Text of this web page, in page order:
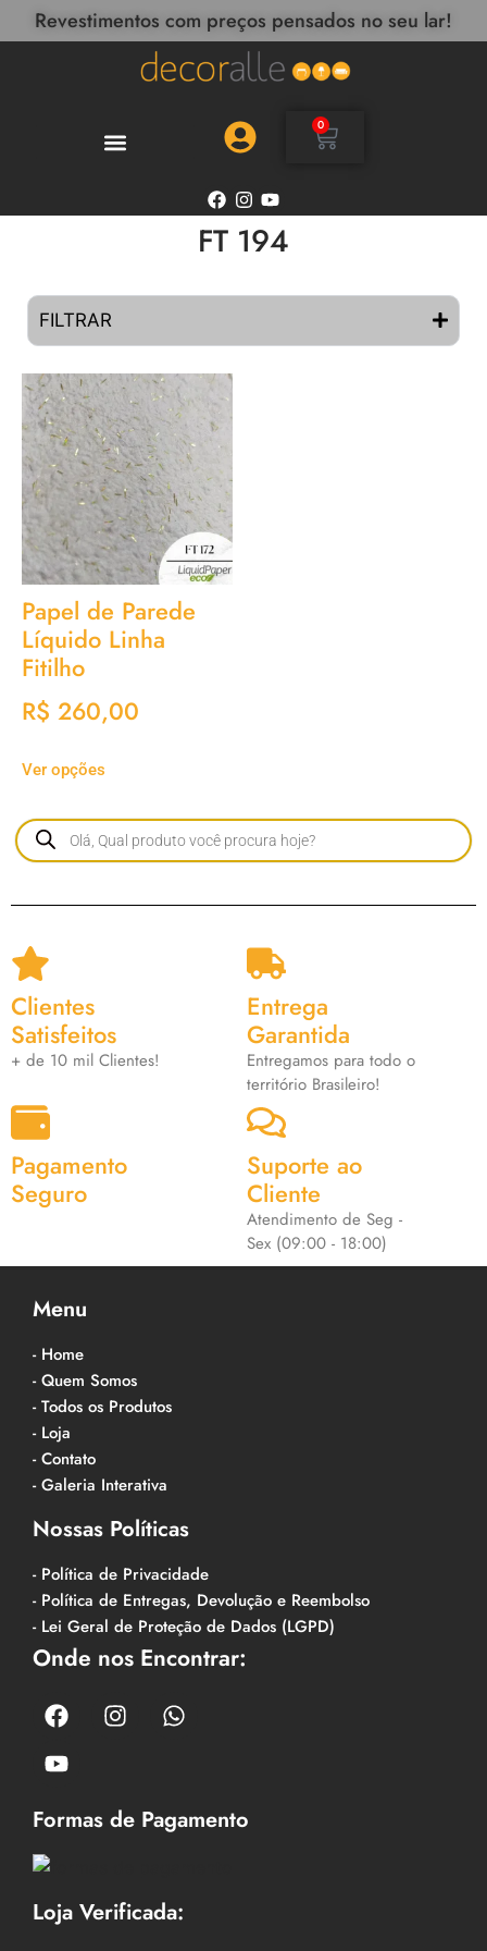
Revestimentos com preços pensados no seu lar!
0
FT 194
FILTRAR
Papel de Parede
Líquido Linha
Fitilho
R$ 260,00
Ver opções
Clientes
Satisfeitos
+ de 10 mil Clientes!
Entrega
Garantida
Entregamos para todo o
território Brasileiro!
Pagamento
Seguro
Suporte ao
Cliente
Atendimento de Seg -
Sex (09:00 - 18:00)
Menu
- Home
- Quem Somos
- Todos os Produtos
- Loja
- Contato
- Galeria Interativa
Nossas Políticas
- Política de Privacidade
- Política de Entregas, Devolução e Reembolso
- Lei Geral de Proteção de Dados (LGPD)
Onde nos Encontrar:
Formas de Pagamento
Loja Verificada: